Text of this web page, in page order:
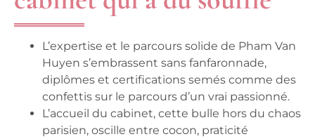
L’expertise et le parcours solide de Pham Van
Huyen s’embrassent sans fanfaronnade,
diplômes et certifications semés comme des
confettis sur le parcours d’un vrai passionné.
L’accueil du cabinet, cette bulle hors du chaos
parisien, oscille entre cocon, praticité